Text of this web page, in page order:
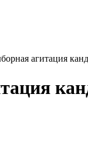
агитация